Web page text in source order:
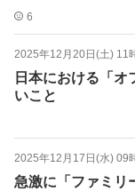
6
2025年12月20日(土) 11
日本における「
いこと
2025年12月17日(水) 09
急激に「ファミリ